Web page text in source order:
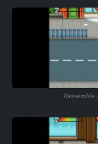
Rassemble